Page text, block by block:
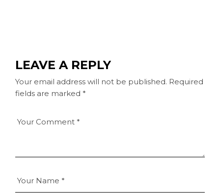
LEAVE A REPLY
Your email address will not be published. Required
fields are marked *